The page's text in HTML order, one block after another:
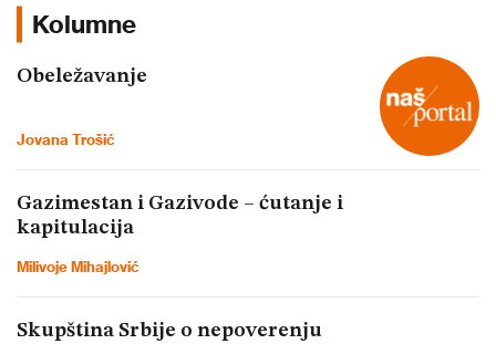
Kolumne
Obeležavanje
Jovana Trošić
Gazimestan i Gazivode – ćutanje i
kapitulacija
Milivoje Mihajlović
Skupština Srbije o nepoverenju